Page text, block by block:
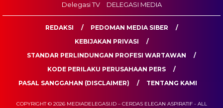
Delegasi TV
DELEGASI MEDIA
REDAKSI
PEDOMAN MEDIA SIBER
KEBIJAKAN PRIVASI
STANDAR PERLINDUNGAN PROFESI WARTAWAN
KODE PERILAKU PERUSAHAAN PERS
PASAL SANGGAHAN (DISCLAIMER)
TENTANG KAMI
COPYRIGHT © 2026 MEDIADELEGASI.ID – CERDAS ELEGAN ASPIRATIF - ALL